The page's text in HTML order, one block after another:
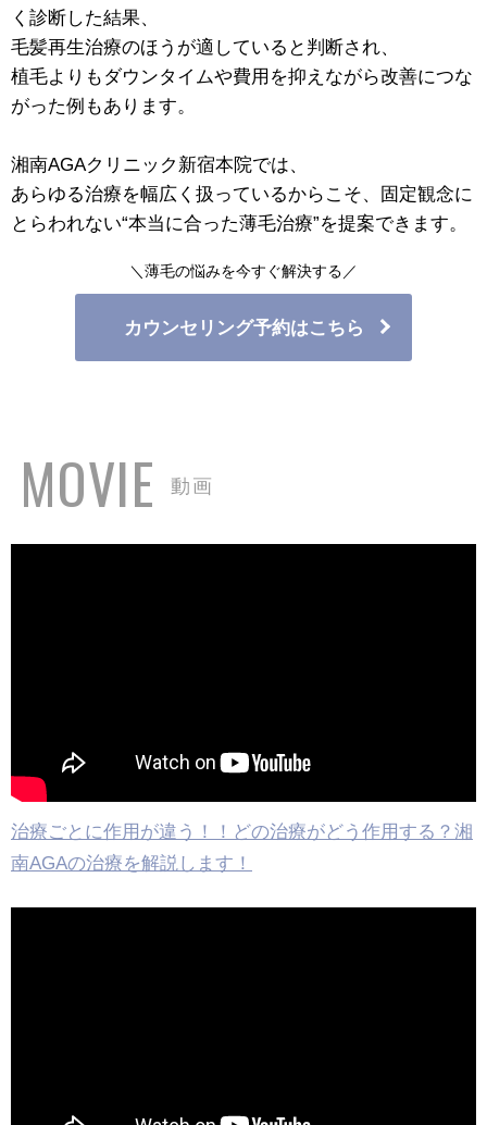
く診断した結果、
毛髪再生治療のほうが適していると判断され、
植毛よりもダウンタイムや費用を抑えながら改善につな
がった例もあります。
湘南AGAクリニック新宿本院では、
あらゆる治療を幅広く扱っているからこそ、固定観念に
とらわれない“本当に合った薄毛治療”を提案できます。
＼薄毛の悩みを今すぐ解決する／
カウンセリング予約はこちら
MOVIE 動画
治療ごとに作用が違う！！どの治療がどう作用する？湘
南AGAの治療を解説します！